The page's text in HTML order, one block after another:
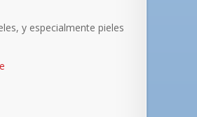
y especialmente pieles